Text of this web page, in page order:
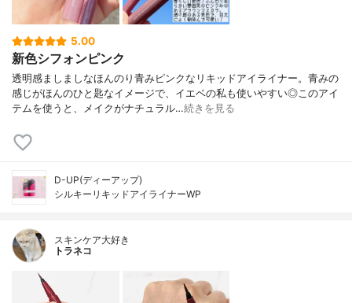
5.00
新色シフォンピンク
透明感ましましなほんのり青みピンクなリキッドアイライナー。青みの
感じがほんのひと匙なイメージで、イエベの私も使いやすい◎このアイ
テムを使うと、メイクがナチュラル…続きを見る
D-UP(ディーアップ)
シルキーリキッドアイライナーWP
スキンケア大好き
トラネコ